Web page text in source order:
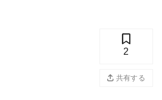
2
共有する